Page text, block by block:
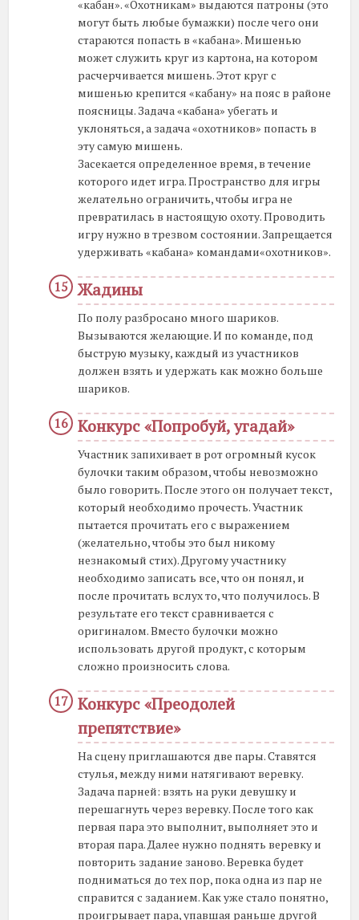
«кабан». «Охотникам» выдаются патроны (это
могут быть любые бумажки) после чего они
стараются попасть в «кабана». Мишенью
может служить круг из картона, на котором
расчерчивается мишень. Этот круг с
мишенью крепится «кабану» на пояс в районе
поясницы. Задача «кабана» убегать и
уклоняться, а задача «охотников» попасть в
эту самую мишень.
Засекается определенное время, в течение
которого идет игра. Пространство для игры
желательно ограничить, чтобы игра не
превратилась в настоящую охоту. Проводить
игру нужно в трезвом состоянии. Запрещается
удерживать «кабана» командами«охотников».
Жадины
По полу разбросано много шариков.
Вызываются желающие. И по команде, под
быструю музыку, каждый из участников
должен взять и удержать как можно больше
шариков.
Конкурс «Попробуй, угадай»
Участник запихивает в рот огромный кусок
булочки таким образом, чтобы невозможно
было говорить. После этого он получает текст,
который необходимо прочесть. Участник
пытается прочитать его с выражением
(желательно, чтобы это был никому
незнакомый стих). Другому участнику
необходимо записать все, что он понял, и
после прочитать вслух то, что получилось. В
результате его текст сравнивается с
оригиналом. Вместо булочки можно
использовать другой продукт, с которым
сложно произносить слова.
Конкурс «Преодолей
препятствие»
На сцену приглашаются две пары. Ставятся
стулья, между ними натягивают веревку.
Задача парней: взять на руки девушку и
перешагнуть через веревку. После того как
первая пара это выполнит, выполняет это и
вторая пара. Далее нужно поднять веревку и
повторить задание заново. Веревка будет
подниматься до тех пор, пока одна из пар не
справится с заданием. Как уже стало понятно,
проигрывает пара, упавшая раньше другой